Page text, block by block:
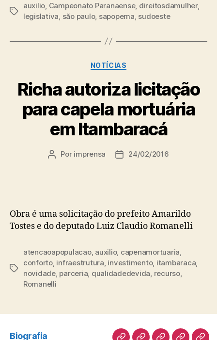
Tags
auxilio Campeonato Paranaense, direitosdamulher,
legislativa são paulo, sapopema sudoeste
Categorias
NOTÍCIAS
Richa autoriza licitação
para capela mortuária
em Itambaracá
Autor
Por imprensa
Data24/02/2016
Obra é uma solicitação do prefeito Amarildo
Tostes e do deputado Luiz Claudio Romanelli
Tags
atencaoapopulacao, auxilio, capenamortuaria,
conforto, infraestrutura, investimento, itambaraca,
novidade, parceria, qualidadedevida, recurso,
Romanelli
Biografia